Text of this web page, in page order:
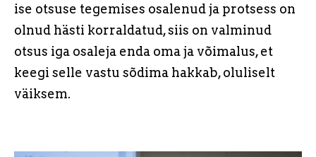
ise otsuse tegemises osalenud ja protsess on
olnud hästi korraldatud, siis on valminud
otsus iga osaleja enda oma ja võimalus, et
keegi selle vastu sõdima hakkab, oluliselt
väiksem.